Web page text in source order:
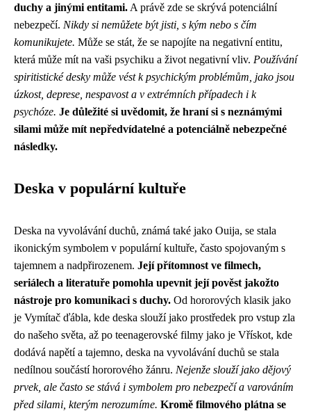
duchy a jinými entitami. A právě zde se skrývá potenciální
nebezpečí. Nikdy si nemůžete být jisti, s kým nebo s čím
komunikujete. Může se stát, že se napojíte na negativní entitu,
která může mít na vaši psychiku a život negativní vliv. Používání
spiritistické desky může vést k psychickým problémům, jako jsou
úzkost, deprese, nespavost a v extrémních případech i k
psychóze. Je důležité si uvědomit, že hraní si s neznámými
silami může mít nepředvídatelné a potenciálně nebezpečné
následky.
Deska v populární kultuře
Deska na vyvolávání duchů, známá také jako Ouija, se stala
ikonickým symbolem v populární kultuře, často spojovaným s
tajemnem a nadpřirozenem. Její přítomnost ve filmech,
seriálech a literatuře pomohla upevnit její pověst jakožto
nástroje pro komunikaci s duchy. Od hororových klasik jako
je Vymítač ďábla, kde deska slouží jako prostředek pro vstup zla
do našeho světa, až po teenagerovské filmy jako je Vřískot, kde
dodává napětí a tajemno, deska na vyvolávání duchů se stala
nedílnou součástí hororového žánru. Nejenže slouží jako dějový
prvek, ale často se stává i symbolem pro nebezpečí a varováním
před silami, kterým nerozumíme. Kromě filmového plátna se